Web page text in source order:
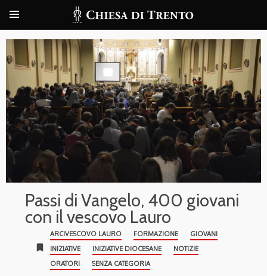
Passi di Vangelo, 400 giovani
con il vescovo Lauro
bookmark
ARCIVESCOVO LAURO FORMAZIONE
GIOVANI
INIZIATIVE
INIZIATIVE DIOCESANE
NOTIZIE
ORATORI
SENZA CATEGORIA